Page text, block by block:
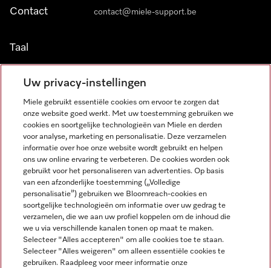
Contact contact@miele-support.be
Taal
NEDERLANDS
Wettelijke Informatie
Algemene voorwaarden
Privacybeleid
Miele op Facebook
Miele op Youtube
Miele op Instagram
Miele op Pinterest
Uw privacy-instellingen
Miele gebruikt essentiële cookies om ervoor te zorgen dat
onze website goed werkt. Met uw toestemming gebruiken we
cookies en soortgelijke technologieën van Miele en derden
voor analyse, marketing en personalisatie. Deze verzamelen
informatie over hoe onze website wordt gebruikt en helpen
ons uw online ervaring te verbeteren. De cookies worden ook
gebruikt voor het personaliseren van advertenties. Op basis
van een afzonderlijke toestemming („Volledige
personalisatie”) gebruiken we Bloomreach-cookies en
soortgelijke technologieën om informatie over uw gedrag te
verzamelen, die we aan uw profiel koppelen om de inhoud die
we u via verschillende kanalen tonen op maat te maken.
Selecteer "Alles accepteren" om alle cookies toe te staan.
Selecteer "Alles weigeren" om alleen essentiële cookies te
gebruiken. Raadpleeg voor meer informatie onze